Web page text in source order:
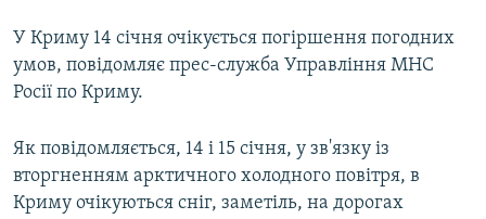
Усі сайти RFE/RL
У Криму 14 січня очікується погіршення погодних
умов, повідомляє прес-служба Управління МНС
Росії по Криму.
Як повідомляється, 14 і 15 січня, у зв'язку із
вторгненням арктичного холодного повітря, в
Криму очікуються сніг, заметіль, на дорогах